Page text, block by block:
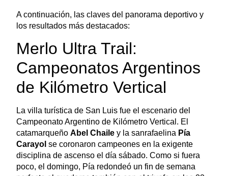
A continuación, las claves del panorama deportivo y
los resultados más destacados:
Merlo Ultra Trail:
Campeonatos Argentinos
de Kilómetro Vertical
La villa turística de San Luis fue el escenario del
Campeonato Argentino de Kilómetro Vertical. El
catamarqueño Abel Chailey la sanrafaelina Pía
Carayol se coronaron campeones en la exigente
disciplina de ascenso el día sábado. Como si fuera
poco, el domingo, Pía redondeó un fin de semana